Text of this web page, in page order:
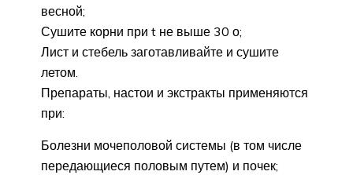
весной;
Сушите корни при t не выше 30 о;
Лист и стебель заготавливайте и сушите
летом.
Препараты, настои и экстракты применяются
при:
Болезни мочеполовой системы (в том числе
передающиеся половым путем) и почек;